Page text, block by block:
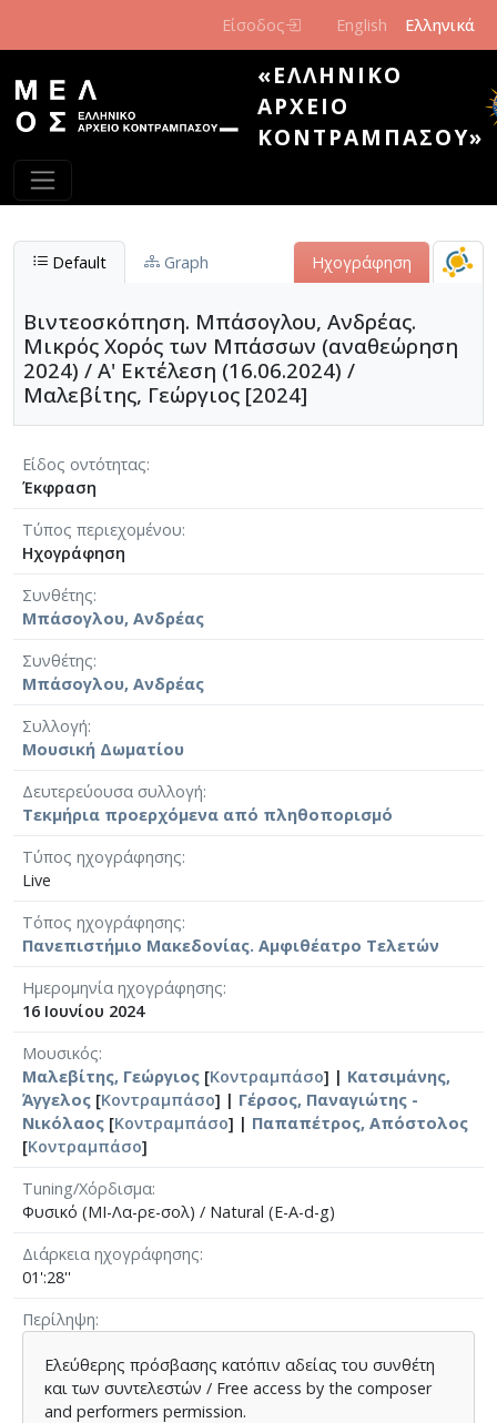
Είσοδος English Ελληνικά
«ΕΛΛΗΝΙΚΌ
ΑΡΧΕΊΟ
ΚΟΝΤΡΑΜΠΆΣΟΥ»
Default Graph Ηχογράφηση
Βιντεοσκόπηση. Μπάσογλου, Ανδρέας.
Μικρός Χορός των Μπάσσων (αναθεώρηση
2024) / Α' Εκτέλεση (16.06.2024) /
Μαλεβίτης, Γεώργιος [2024]
Είδος οντότητας
Έκφραση
Τύπος περιεχομένου
Ηχογράφηση
Συνθέτης
Μπάσογλου, Ανδρέας
Συνθέτης
Μπάσογλου, Ανδρέας
Συλλογή
Μουσική Δωματίου
Δευτερεύουσα συλλογή
Τεκμήρια προερχόμενα από πληθοπορισμό
Τύπος ηχογράφησης
Live
Τόπος ηχογράφησης
Πανεπιστήμιο Μακεδονίας. Αμφιθέατρο Τελετών
Ημερομηνία ηχογράφησης
16 Ιουνίου 2024
Μουσικός
Μαλεβίτης, Γεώργιος [Κοντραμπάσο] | Κατσιμάνης,
Άγγελος [Κοντραμπάσο] | Γέρσος, Παναγιώτης -
Νικόλαος [Κοντραμπάσο] | Παπαπέτρος, Απόστολος
[Κοντραμπάσο]
Tuning/Χόρδισμα
Φυσικό (ΜΙ-Λα-ρε-σολ) / Natural (E-A-d-g)
Διάρκεια ηχογράφησης
01':28''
Περίληψη
Ελεύθερης πρόσβασης κατόπιν αδείας του συνθέτη
και των συντελεστών / Free access by the composer
and performers permission.